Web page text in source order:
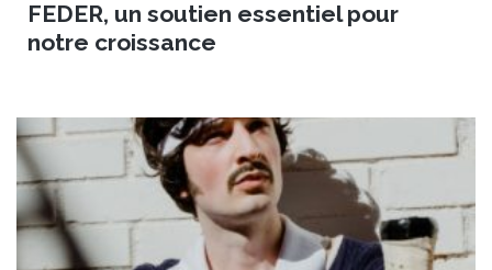
FEDER, un soutien essentiel pour
notre croissance